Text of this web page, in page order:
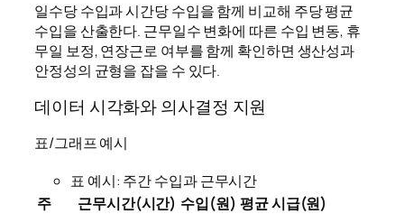
일수당 수입과 시간당 수입을 함께 비교해 주당 평균
수입을 산출한다. 근무일수 변화에 따른 수입 변동, 휴
무일 보정, 연장근로 여부를 함께 확인하면 생산성과
안정성의 균형을 잡을 수 있다.
데이터 시각화와 의사결정 지원
표/그래프 예시
표 예시: 주간 수입과 근무시간
주
근무시간(시간) 수입(원) 평균 시급(원)